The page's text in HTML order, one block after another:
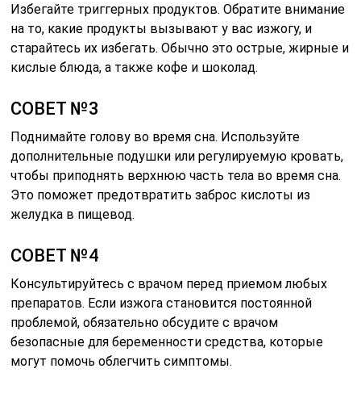
Избегайте триггерных продуктов. Обратите внимание
на то, какие продукты вызывают у вас изжогу, и
старайтесь их избегать. Обычно это острые, жирные и
кислые блюда, а также кофе и шоколад.
СОВЕТ №3
Поднимайте голову во время сна. Используйте
дополнительные подушки или регулируемую кровать,
чтобы приподнять верхнюю часть тела во время сна.
Это поможет предотвратить заброс кислоты из
желудка в пищевод.
СОВЕТ №4
Консультируйтесь с врачом перед приемом любых
препаратов. Если изжога становится постоянной
проблемой, обязательно обсудите с врачом
безопасные для беременности средства, которые
могут помочь облегчить симптомы.